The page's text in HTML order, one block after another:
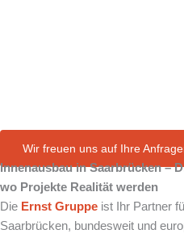
Wir freuen uns auf Ihre
Innenausbau inSaarbrücken–
wo Projekte Realität werden
Die Ernst Gruppe ist Ihr Partner
Saarbrücken, bundesweit und